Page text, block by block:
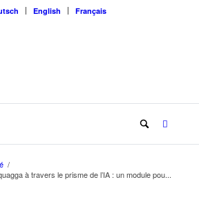
English Français
/
à travers le prisme de l’IA : un module pou...